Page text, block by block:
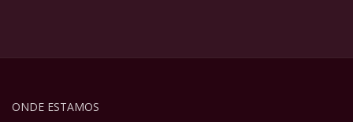
ONDE ESTAMOS